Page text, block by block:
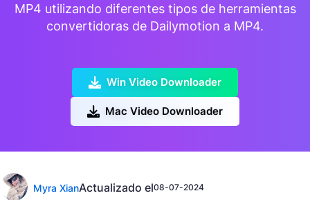
MP4 utilizando diferentes tipos de herramientas
convertidoras de Dailymotion a MP4.
Win Video Downloader
Mac Video Downloader
Myra XianActualizado el08-07-2024